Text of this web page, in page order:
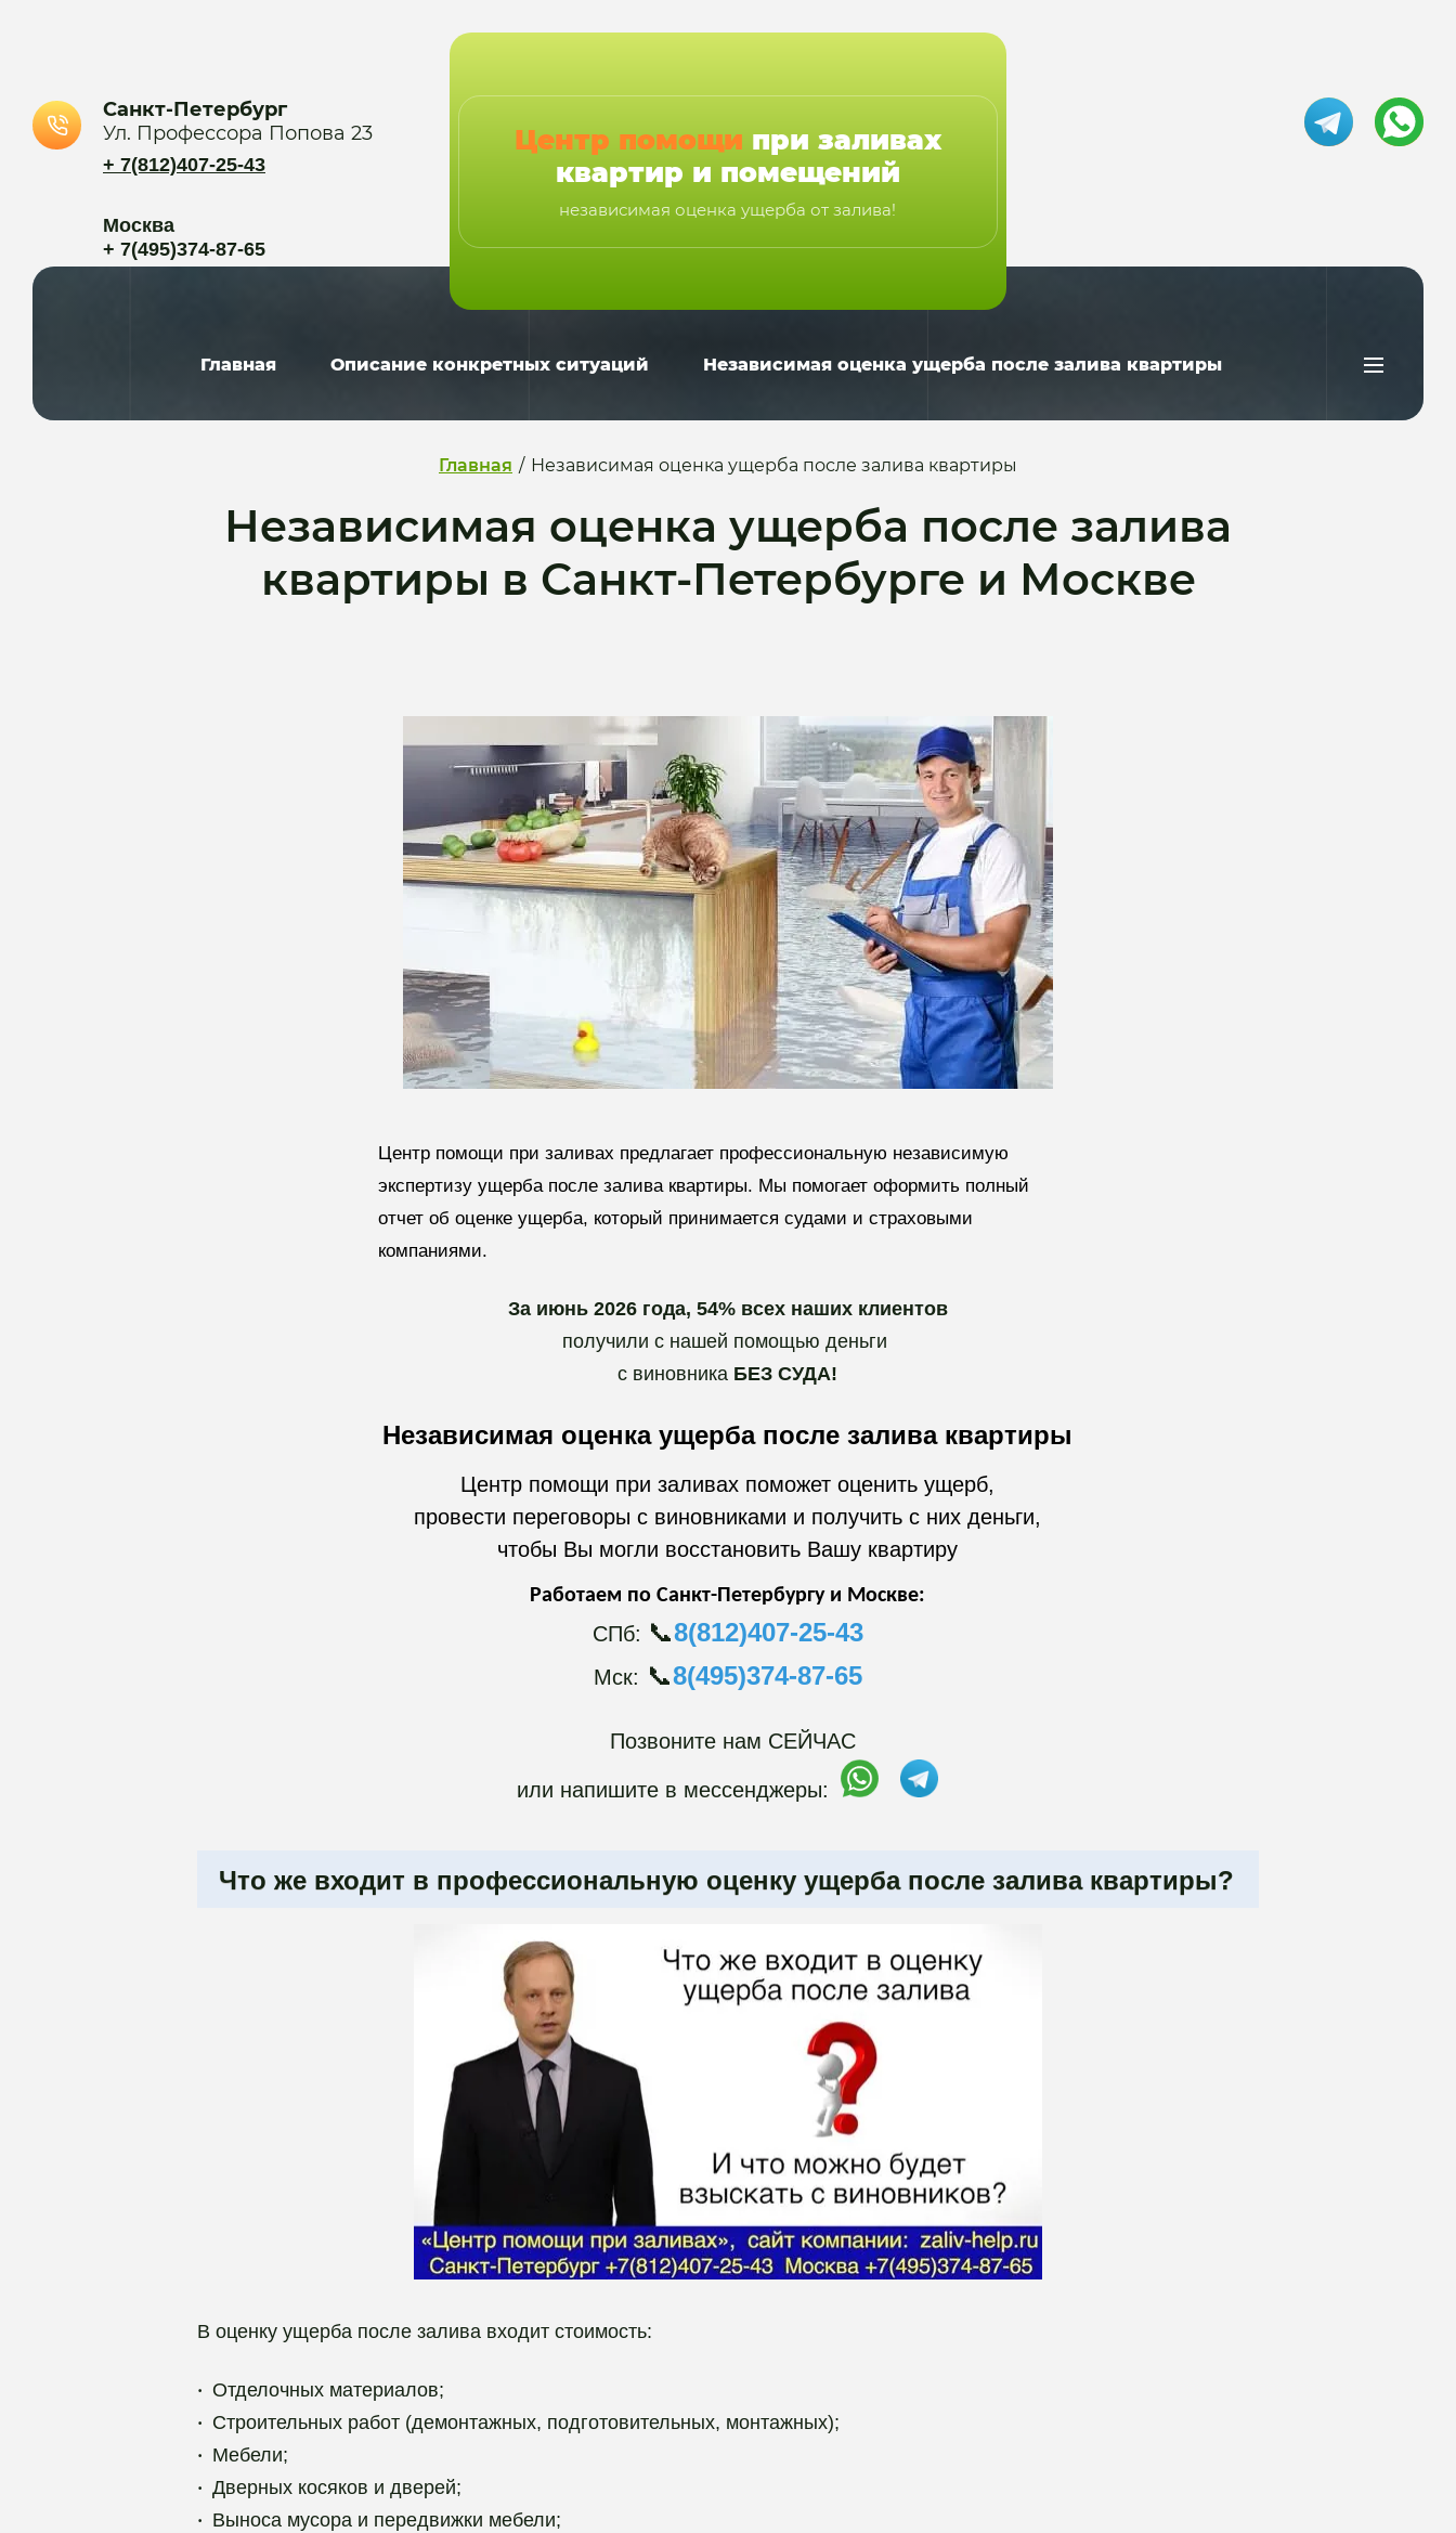
Санкт-Петербург
Ул. Профессора Попова 23
+ 7(812)407-25-43
Москва
+ 7(495)374-87-65
Центр помощи при заливах
квартир и помещений
независимая оценка ущерба от залива!
Главная Описание конкретных ситуаций Независимая оценка ущерба после залива квартиры
Главная / Независимая оценка ущерба после залива квартиры
Независимая оценка ущерба после залива
квартиры в Санкт-Петербурге и Москве
Центр помощи при заливах предлагает профессиональную независимую
экспертизу ущерба после залива квартиры. Мы помогает оформить полный
отчет об оценке ущерба, который принимается судами и страховыми
компаниями.
За июнь 2026 года, 54% всех наших клиентов
получили с нашей помощью деньги
с виновника БЕЗ СУДА!
Независимая оценка ущерба после залива квартиры
Центр помощи при заливах поможет оценить ущерб,
провести переговоры с виновниками и получить с них деньги,
чтобы Вы могли восстановить Вашу квартиру
Работаем по Санкт-Петербургу и Москве:
СПб: 📞8(812)407-25-43
Мск: 📞8(495)374-87-65
Позвоните нам СЕЙЧАС
или напишите в мессенджеры:
Что же входит в профессиональную оценку ущерба после залива квартиры?
В оценку ущерба после залива входит стоимость:
Отделочных материалов;
Строительных работ (демонтажных, подготовительных, монтажных);
Мебели;
Дверных косяков и дверей;
Выноса мусора и передвижки мебели;